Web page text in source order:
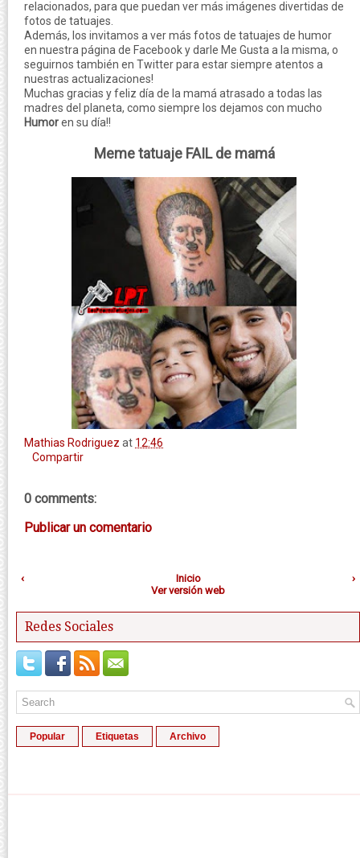
relacionados, para que puedan ver más imágenes divertidas de
fotos de tatuajes.
Además, los invitamos a ver más fotos de tatuajes de humor
en nuestra página de Facebook y darle Me Gusta a la misma, o
seguirnos también en Twitter para estar siempre atentos a
nuestras actualizaciones!
Muchas gracias y feliz día de la mamá atrasado a todas las
madres del planeta, como siempre los dejamos con mucho
Humoren su día!!
Meme tatuaje FAIL de mamá
Mathias Rodriguez at 12:46
Compartir
0 comments:
Publicar un comentario
‹ ›
Inicio
Ver versión web
Redes Sociales
Popular Etiquetas Archivo